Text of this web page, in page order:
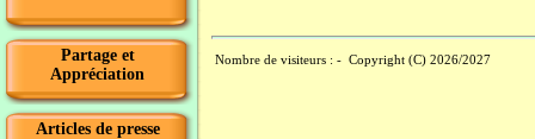
Partage et
Appréciation
Articles de presse
Nombre de visiteurs : - Copyright (C) 2026/2027